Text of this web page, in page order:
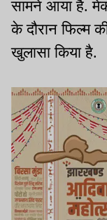
सामने आया है.
के दौरान फिल्म
खुलासा किया है.